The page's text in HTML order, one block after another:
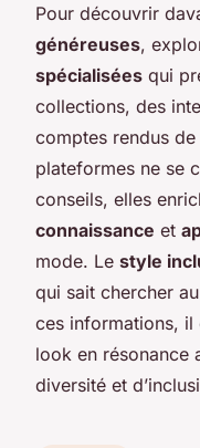
Pour découvrir
généreuses,
spécialisées qui
collections, des
comptes rendus
plateformes ne se
conseils, elles
connaissance et
mode. Le style
qui sait chercher
ces informations, il
look en résonance
diversité et